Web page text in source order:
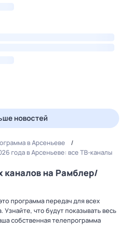
новостей
в Арсеньеве
года в Арсеньеве: все ТВ-каналы
каналов на Рамблер/
программа передач для всех
Узнайте, что будут показывать весь
собственная телепрограмма